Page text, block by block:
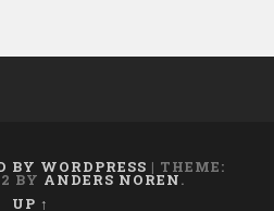
BY WORDPRESS | THEME:
BY ANDERS NOREN.
UP ↑